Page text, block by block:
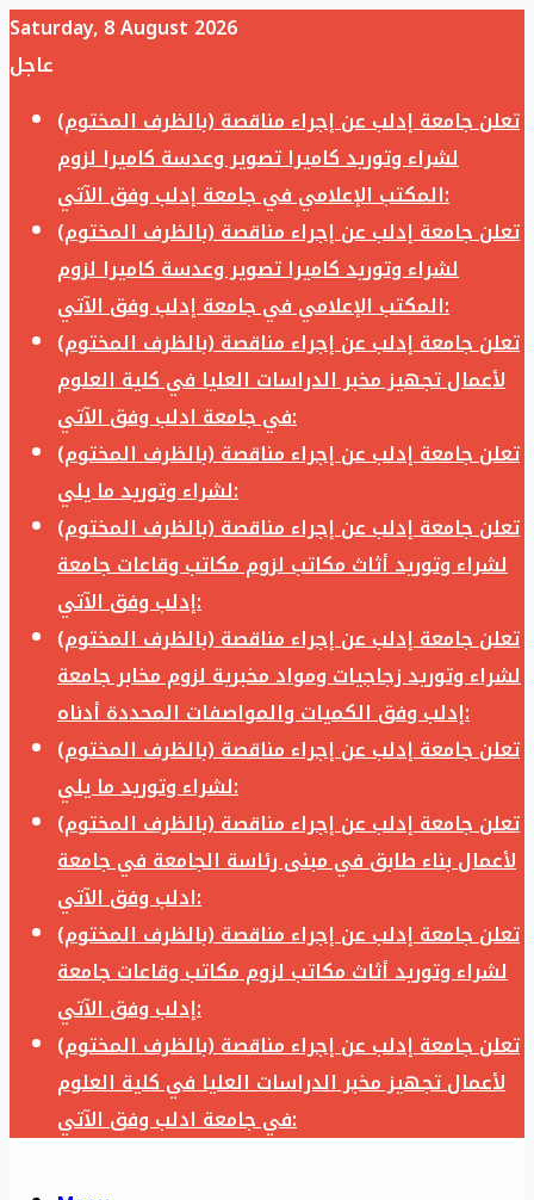
Saturday, 8 August 2026
عاجل
تعلن جامعة إدلب عن إجراء مناقصة (بالظرف المختوم)
لشراء وتوريد كاميرا تصوير وعدسة كاميرا لزوم
المكتب الإعلامي في جامعة إدلب وفق الآتي:
تعلن جامعة إدلب عن إجراء مناقصة (بالظرف المختوم)
لشراء وتوريد كاميرا تصوير وعدسة كاميرا لزوم
المكتب الإعلامي في جامعة إدلب وفق الآتي:
تعلن جامعة إدلب عن إجراء مناقصة (بالظرف المختوم)
لأعمال تجهيز مخبر الدراسات العليا في كلية العلوم
في جامعة ادلب وفق الآتي:
تعلن جامعة إدلب عن إجراء مناقصة (بالظرف المختوم)
لشراء وتوريد ما يلي:
تعلن جامعة إدلب عن إجراء مناقصة (بالظرف المختوم)
لشراء وتوريد أثاث مكاتب لزوم مكاتب وقاعات جامعة
إدلب وفق الآتي:
تعلن جامعة إدلب عن إجراء مناقصة (بالظرف المختوم)
لشراء وتوريد زجاجيات ومواد مخبرية لزوم مخابر جامعة
إدلب وفق الكميات والمواصفات المحددة أدناه:
تعلن جامعة إدلب عن إجراء مناقصة (بالظرف المختوم)
لشراء وتوريد ما يلي:
تعلن جامعة إدلب عن إجراء مناقصة (بالظرف المختوم)
لأعمال بناء طابق في مبنى رئاسة الجامعة في جامعة
ادلب وفق الآتي:
تعلن جامعة إدلب عن إجراء مناقصة (بالظرف المختوم)
لشراء وتوريد أثاث مكاتب لزوم مكاتب وقاعات جامعة
إدلب وفق الآتي:
تعلن جامعة إدلب عن إجراء مناقصة (بالظرف المختوم)
لأعمال تجهيز مخبر الدراسات العليا في كلية العلوم
في جامعة ادلب وفق الآتي: